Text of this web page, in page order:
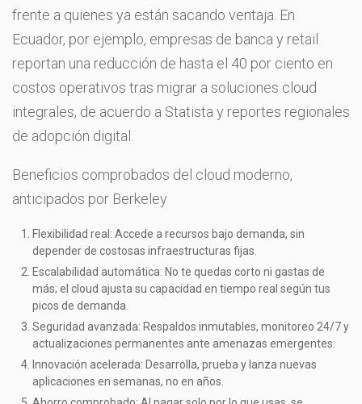
frente a quienes ya están sacando ventaja. En
Ecuador, por ejemplo, empresas de banca y retail
reportan una reducción de hasta el 40 por ciento en
costos operativos tras migrar a soluciones cloud
integrales, de acuerdo a Statista y reportes regionales
de adopción digital.
Beneficios comprobados del cloud moderno,
anticipados por Berkeley
Flexibilidad real: Accede a recursos bajo demanda, sin
depender de costosas infraestructuras fijas.
Escalabilidad automática: No te quedas corto ni gastas de
más; el cloud ajusta su capacidad en tiempo real según tus
picos de demanda.
Seguridad avanzada: Respaldos inmutables, monitoreo 24/7 y
actualizaciones permanentes ante amenazas emergentes.
Innovación acelerada: Desarrolla, prueba y lanza nuevas
aplicaciones en semanas, no en años.